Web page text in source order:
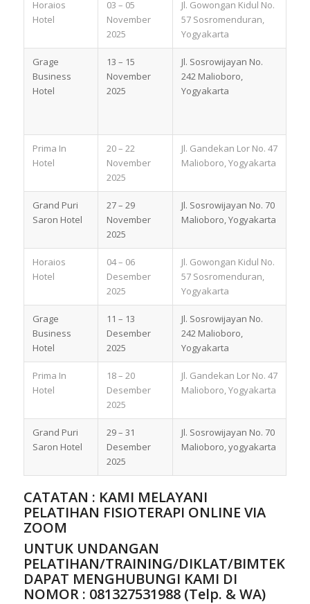
Horaios
Hotel
03 – 05
November
2025
Jl. Gowongan Kidul No.
57 Sosromenduran,
Yogyakarta
Grage
Business
Hotel
13 – 15
November
2025
Jl. Sosrowijayan No.
242 Malioboro,
Yogyakarta
Prima In
Hotel
20 – 22
November
2025
Jl. Gandekan Lor No. 47
Malioboro, Yogyakarta
Grand Puri
Saron Hotel
27 – 29
November
2025
Jl. Sosrowijayan No. 70
Malioboro, Yogyakarta
Horaios
Hotel
04 – 06
Desember
2025
Jl. Gowongan Kidul No.
57 Sosromenduran,
Yogyakarta
Grage
Business
Hotel
11 – 13
Desember
2025
Jl. Sosrowijayan No.
242 Malioboro,
Yogyakarta
Prima In
Hotel
18 – 20
Desember
2025
Jl. Gandekan Lor No. 47
Malioboro, Yogyakarta
Grand Puri
Saron Hotel
29 – 31
Desember
2025
Jl. Sosrowijayan No. 70
Malioboro, yogyakarta
CATATAN : KAMI MELAYANI
PELATIHAN FISIOTERAPI ONLINE VIA
ZOOM
UNTUK UNDANGAN
PELATIHAN/TRAINING/DIKLAT/BIMTEK
DAPAT MENGHUBUNGI KAMI DI
NOMOR : 081327531988 (Telp. & WA)